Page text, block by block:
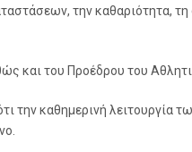
την
και του Προέδρου του
καθημερινή λειτουργία